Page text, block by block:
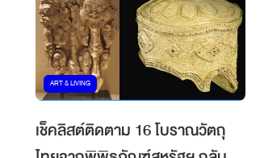
ART & LIVING
เช็คลิสต์ติดตาม 16 โบราณวัตถุ